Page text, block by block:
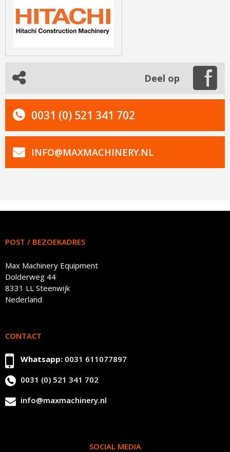
Deel op
0031 (0) 521 341 702
INFO@MAXMACHINERY.NL
POST / BEZOEKADRES
Max Machinery Equipment
Dolderweg 44
8331 LL Steenwijk
Nederland
CONTACT
Whatsapp: 0031 611077897
0031 (0) 521 341 702
info@maxmachinery.nl
SOCIAL MEDIA